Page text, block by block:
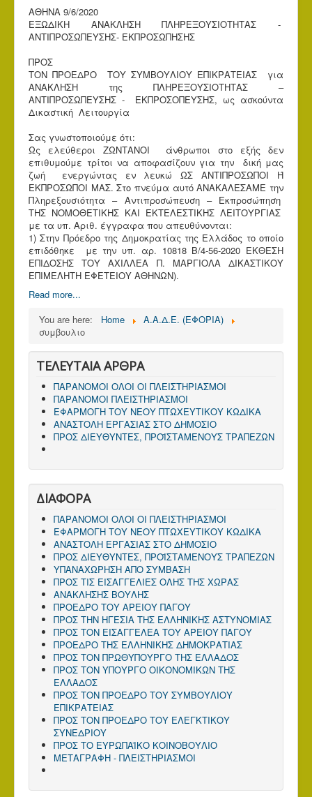
ΑΘΗΝΑ 9/6/2020
ΕΞΩΔΙΚΗ ΑΝΑΚΛΗΣΗ ΠΛΗΡΕΞΟΥΣΙΟΤΗΤΑΣ -
ΑΝΤΙΠΡΟΣΩΠΕΥΣΗΣ- ΕΚΠΡΟΣΩΠΗΣΗΣ
ΠΡΟΣ
ΤΟΝ ΠΡΟΕΔΡΟ ΤΟΥ ΣΥΜΒΟΥΛΙΟΥ ΕΠΙΚΡΑΤΕΙΑΣ για
ΑΝΑΚΛΗΣΗ της ΠΛΗΡΕΞΟΥΣΙΟΤΗΤΑΣ –
ΑΝΤΙΠΡΟΣΩΠΕΥΣΗΣ - ΕΚΠΡΟΣΟΠΕΥΣΗΣ, ως ασκούντα
Δικαστική Λειτουργία
Σας γνωστοποιούμε ότι:
Ως ελεύθεροι ΖΩΝΤΑΝΟΙ άνθρωποι στο εξής δεν
επιθυμούμε τρίτοι να αποφασίζουν για την δική μας
ζωή ενεργώντας εν λευκώ ΩΣ ΑΝΤΙΠΡΟΣΩΠΟΙ Ή
ΕΚΠΡΟΣΩΠΟΙ ΜΑΣ. Στο πνεύμα αυτό ΑΝΑΚΑΛΕΣΑΜΕ την
Πληρεξουσιότητα – Αντιπροσώπευση – Εκπροσώπηση
ΤΗΣ ΝΟΜΟΘΕΤΙΚΗΣ ΚΑΙ ΕΚΤΕΛΕΣΤΙΚΗΣ ΛΕΙΤΟΥΡΓΙΑΣ
με τα υπ. Αριθ. έγγραφα που απευθύνονται:
1) Στην Πρόεδρο της Δημοκρατίας της Ελλάδος το οποίο
επιδόθηκε με την υπ. αρ. 10818 Β/4-56-2020 ΕΚΘΕΣΗ
ΕΠΙΔΟΣΗΣ ΤΟΥ ΑΧΙΛΛΕΑ Π. ΜΑΡΓΙΟΛΑ ΔΙΚΑΣΤΙΚΟΥ
ΕΠΙΜΕΛΗΤΗ ΕΦΕΤΕΙΟΥ ΑΘΗΝΩΝ).
Read more...
You are here:
Home
Α.Α.Δ.Ε. (ΕΦΟΡΙΑ)
συμβουλιο
ΤΕΛΕΥΤΑΙΑ ΑΡΘΡΑ
ΠΑΡΑΝΟΜΟΙ ΟΛΟΙ ΟΙ ΠΛΕΙΣΤΗΡΙΑΣΜΟΙ
ΠΑΡΑΝΟΜΟΙ ΠΛΕΙΣΤΗΡΙΑΣΜΟΙ
ΕΦΑΡΜΟΓΗ ΤΟΥ ΝΕΟΥ ΠΤΩΧΕΥΤΙΚΟΥ ΚΩΔΙΚΑ
ΑΝΑΣΤΟΛΗ ΕΡΓΑΣΙΑΣ ΣΤΟ ΔΗΜΟΣΙΟ
ΠΡΟΣ ΔΙΕΥΘΥΝΤΕΣ, ΠΡΟΪΣΤΑΜΕΝΟΥΣ ΤΡΑΠΕΖΩΝ
ΔΙΑΦΟΡΑ
ΠΑΡΑΝΟΜΟΙ ΟΛΟΙ ΟΙ ΠΛΕΙΣΤΗΡΙΑΣΜΟΙ
ΕΦΑΡΜΟΓΗ ΤΟΥ ΝΕΟΥ ΠΤΩΧΕΥΤΙΚΟΥ ΚΩΔΙΚΑ
ΑΝΑΣΤΟΛΗ ΕΡΓΑΣΙΑΣ ΣΤΟ ΔΗΜΟΣΙΟ
ΠΡΟΣ ΔΙΕΥΘΥΝΤΕΣ, ΠΡΟΪΣΤΑΜΕΝΟΥΣ ΤΡΑΠΕΖΩΝ
ΥΠΑΝΑΧΩΡΗΣΗ ΑΠΟ ΣΥΜΒΑΣΗ
ΠΡΟΣ ΤΙΣ ΕΙΣΑΓΓΕΛΙΕΣ ΟΛΗΣ ΤΗΣ ΧΩΡΑΣ
ΑΝΑΚΛΗΣΗΣ ΒΟΥΛΗΣ
ΠΡΟΕΔΡΟ ΤΟΥ ΑΡΕΙΟΥ ΠΑΓΟΥ
ΠΡΟΣ ΤΗΝ ΗΓΕΣΙΑ ΤΗΣ ΕΛΛΗΝΙΚΗΣ ΑΣΤΥΝΟΜΙΑΣ
ΠΡΟΣ ΤΟΝ ΕΙΣΑΓΓΕΛΕΑ ΤΟΥ ΑΡΕΙΟΥ ΠΑΓΟΥ
ΠΡΟΕΔΡΟ ΤΗΣ ΕΛΛΗΝΙΚΗΣ ΔΗΜΟΚΡΑΤΙΑΣ
ΠΡΟΣ ΤΟΝ ΠΡΩΘΥΠΟΥΡΓΟ ΤΗΣ ΕΛΛΑΔΟΣ
ΠΡΟΣ TΟΝ ΥΠΟΥΡΓΟ ΟΙΚΟΝΟΜΙΚΩΝ ΤΗΣ
ΕΛΛΑΔΟΣ
ΠΡΟΣ ΤΟΝ ΠΡΟΕΔΡΟ ΤΟΥ ΣΥΜΒΟΥΛΙΟΥ
ΕΠΙΚΡΑΤΕΙΑΣ
ΠΡΟΣ ΤΟΝ ΠΡΟΕΔΡΟ ΤΟΥ ΕΛΕΓΚΤΙΚΟΥ
ΣΥΝΕΔΡΙΟΥ
ΠΡΟΣ ΤΟ ΕΥΡΩΠΑΪΚΟ ΚΟΙΝΟΒΟΥΛΙΟ
ΜΕΤΑΓΡΑΦΗ - ΠΛΕΙΣΤΗΡΙΑΣΜΟΙ